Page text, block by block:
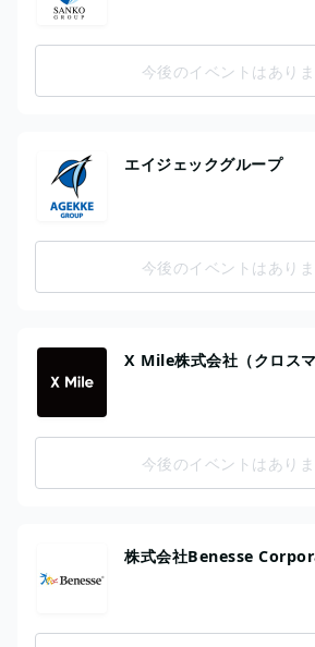
今後のイベントはあり
エイジェックグループ
今後のイベントはあり
X Mile株式会社（クロスマ
今後のイベントはあり
株式会社Benesse